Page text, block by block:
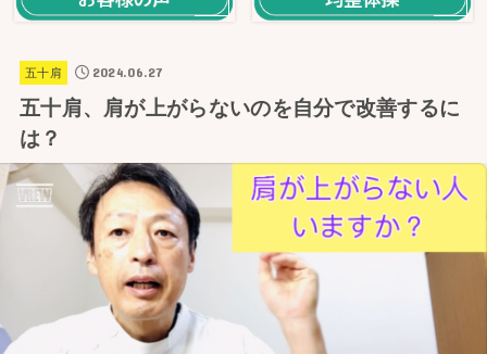
五十肩 2024.06.27
五十肩、肩が上がらないのを自分で改善するに
は？